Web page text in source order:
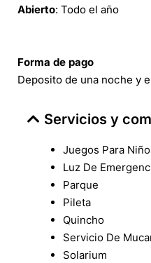
Abierto: Todo el año
Forma de pago
Deposito de una noche y
Servicios y
Juegos Para
Luz De
Parque
Pileta
Quincho
Servicio De
Solarium